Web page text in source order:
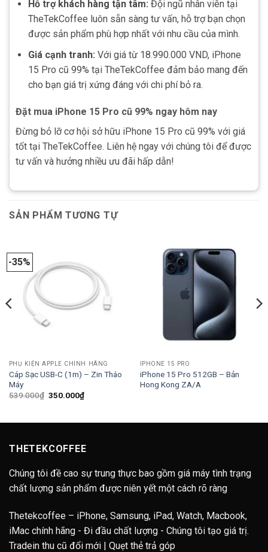
Hỗ trợ khách hàng tận tâm: Đội ngũ nhân viên tại
TheTekCoffee luôn sẵn sàng tư vấn, hỗ trợ bạn chọn
được sản phẩm phù hợp nhất với nhu cầu của mình.
Giá cạnh tranh: Với giá từ 18.990.000 VND, iPhone
15 Pro cũ 99% tại TheTekCoffee đảm bảo mang đến
cho bạn giá trị xứng đáng với chi phí bỏ ra.
Đặt mua iPhone 15 Pro cũ 99% ngay hôm nay
Đừng bỏ lỡ cơ hội sở hữu iPhone 15 Pro cũ 99% với giá
tốt tại TheTekCoffee. Liên hệ ngay với chúng tôi để được
tư vấn và hưởng nhiều ưu đãi hấp dẫn!
SẢN PHẨM TƯƠNG TỰ
-35%
PHỤ KIỆN APPLE CHÍNH HÃNG
Cáp Sạc USB-C (1m) – Zin Tháo
Máy
539.000₫ Giá
350.000₫Giá
hiện
350.000₫.
IPHONE 15 PRO
iPhone 15 Pro 512GB – Bản
Hong Kong ZA/A
THETEKCOFFEE
Chúng tôi đề cao sự trung thực bao gồm giá máy tình trạng
chất lượng sản phẩm được niên yết một cách rõ ràng
Thetekcoffee – iPhone, Samsung, iPad, Watch, Macbook,
iMac chính hãng - Đi đầu chất lượng - Chúng tôi tạo giá trị.
Tradein thu cũ đổi mới | Quẹt thẻ trả góp